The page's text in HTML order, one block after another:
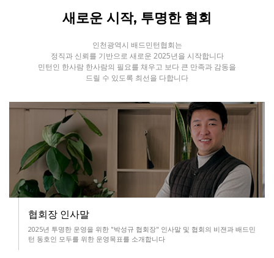
새로운 시작, 투명한 협회
인천광역시 배드민턴협회는
정직과 신뢰를 기반으로 새로운 2025년을 시작합니다
민턴인 한사람 한사람의 필요를 채우고 보다 큰 만족과 감동을
드릴 수 있도록 최선을 다합니다
협회장 인사말
2025년 투명한 운영을 위한 "박성규 협회장" 인사말 및 협회의 비젼과 배드민
턴 동호인 모두를 위한 운영목표를 소개합니다